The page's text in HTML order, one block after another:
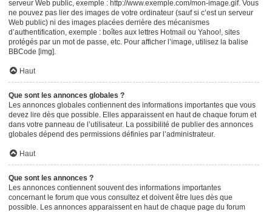
serveur Web public, exemple : http://www.exemple.com/mon-image.gif. Vous
ne pouvez pas lier des images de votre ordinateur (sauf si c’est un serveur
Web public) ni des images placées derrière des mécanismes
d’authentification, exemple : boîtes aux lettres Hotmail ou Yahoo!, sites
protégés par un mot de passe, etc. Pour afficher l’image, utilisez la balise
BBCode [img].
Haut
Que sont les annonces globales ?
Les annonces globales contiennent des informations importantes que vous
devez lire dès que possible. Elles apparaissent en haut de chaque forum et
dans votre panneau de l’utilisateur. La possibilité de publier des annonces
globales dépend des permissions définies par l’administrateur.
Haut
Que sont les annonces ?
Les annonces contiennent souvent des informations importantes
concernant le forum que vous consultez et doivent être lues dès que
possible. Les annonces apparaissent en haut de chaque page du forum